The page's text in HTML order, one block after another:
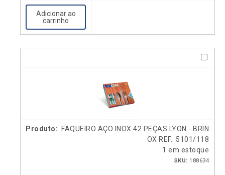
Adicionar ao
carrinho
FAQUEIRO AÇO INOX 42 PEÇAS LYON - BRIN
OX REF.: 5101/118
1 em estoque
SKU: 188634